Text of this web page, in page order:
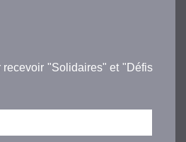
recevoir "Solidaires" et "Défis